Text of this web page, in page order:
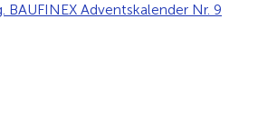
BAUFINEX Adventskalender Nr. 9